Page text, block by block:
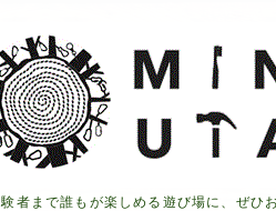
者まで誰もが楽しめる遊び場に、ぜひ